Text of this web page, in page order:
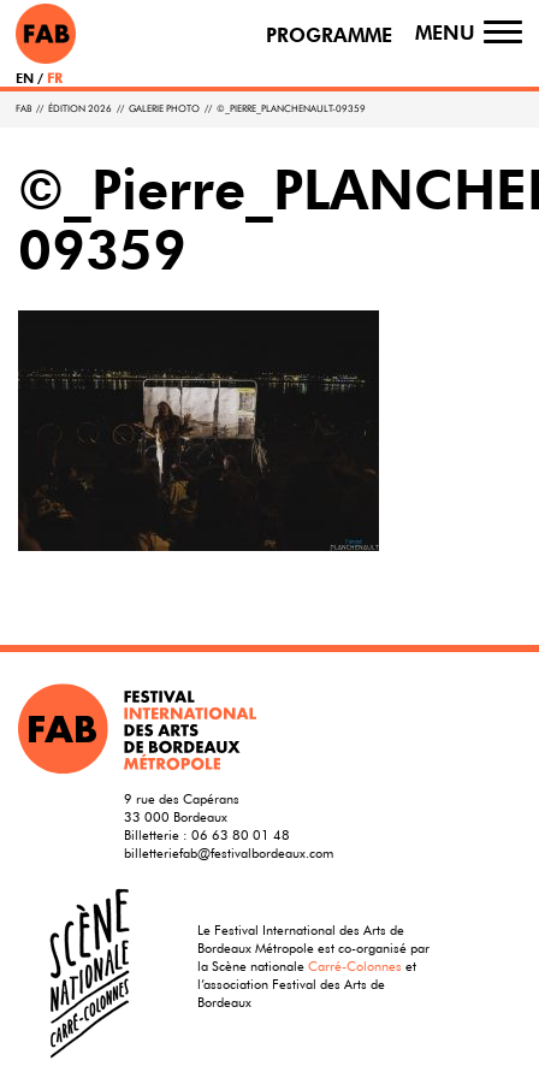
PROGRAMME MENU
EN FR
FAB // ÉDITION 2026 // GALERIE PHOTO // ©_PIERRE_PLANCHENAULT-09359
09359
9 rue des Capérans
33 000 Bordeaux
Billetterie : 06 63 80 01 48
billetteriefab@festivalbordeaux.com
Le Festival International des Arts de
Bordeaux Métropole est co-organisé par
la Scène nationaleCarré-Colonnes et
l’association Festival des Arts de
Bordeaux